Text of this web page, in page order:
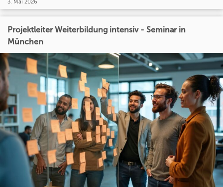
3. Mai 2026
Projektleiter Weiterbildung intensiv - Seminar in
München